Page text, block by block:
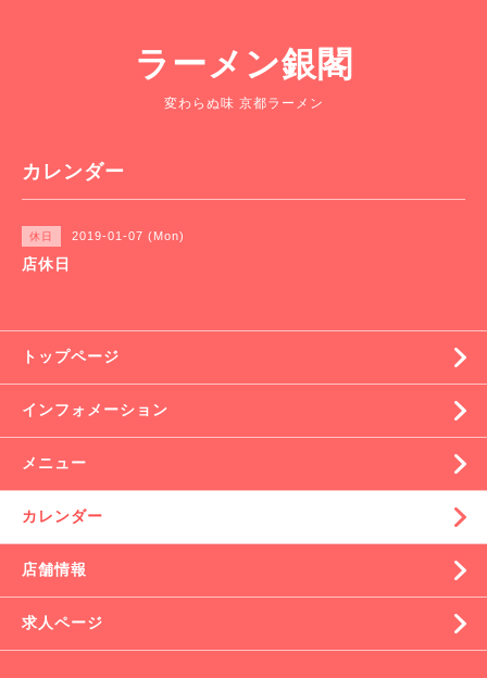
ラーメン銀閣
変わらぬ味 京都ラーメン
カレンダー
休日 2019-01-07 (Mon)
店休日
トップページ
インフォメーション
メニュー
カレンダー
店舗情報
求人ページ